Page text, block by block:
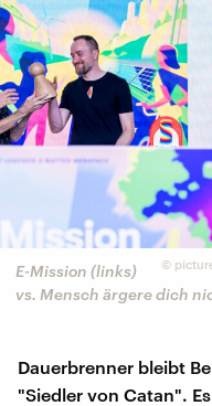
©
E-Mission (links)
vs. Mensch ärgere dich
Dauerbrenner bleibt
"Siedler von Catan".